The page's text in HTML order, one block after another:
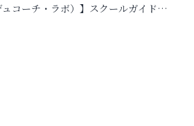
コーチ・ラボ）】スクールガイド…